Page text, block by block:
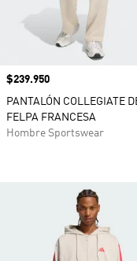
Precio
$239.950
PANTALÓN COLLEGIATE
FELPA FRANCESA
Hombre Sportswear